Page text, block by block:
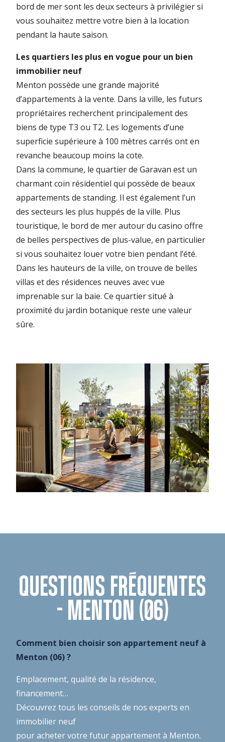
bord de mer sont les deux secteurs à privilégier si
vous souhaitez mettre votre bien à la location
pendant la haute saison.
Les quartiers les plus en vogue pour un bien
immobilier neuf
Menton possède une grande majorité
d’appartements à la vente. Dans la ville, les futurs
propriétaires recherchent principalement des
biens de type T3 ou T2. Les logements d’une
superficie supérieure à 100 mètres carrés ont en
revanche beaucoup moins la cote.
Dans la commune, le quartier de Garavan est un
charmant coin résidentiel qui possède de beaux
appartements de standing. Il est également l’un
des secteurs les plus huppés de la ville. Plus
touristique, le bord de mer autour du casino offre
de belles perspectives de plus-value, en particulier
si vous souhaitez louer votre bien pendant l’été.
Dans les hauteurs de la ville, on trouve de belles
villas et des résidences neuves avec vue
imprenable sur la baie. Ce quartier situé à
proximité du jardin botanique reste une valeur
sûre.
QUESTIONS FRÉQUENTES
- MENTON (06)
Comment bien choisir son appartement neuf à
Menton (06) ?
Emplacement, qualité de la résidence,
financement…
Découvrez tous les conseils de nos experts en
immobilier neuf
pour acheter votre futur appartement à Menton.